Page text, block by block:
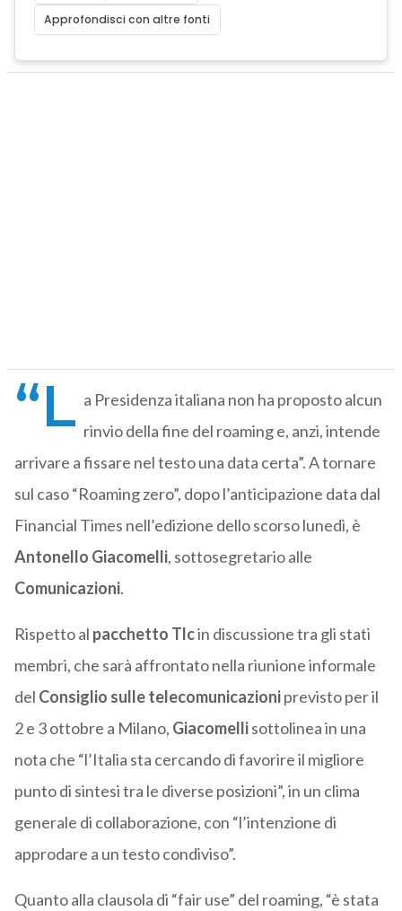
Approfondisci con altre fonti
“L a Presidenza italiana non ha proposto alcun
rinvio della fine del roaming e, anzi, intende
arrivare a fissare nel testo una data certa”. A tornare
sul caso “Roaming zero”, dopo l’anticipazione data dal
Financial Times nell’edizione dello scorso lunedì, è
Antonello Giacomelli, sottosegretario alle
Comunicazioni.
Rispetto al pacchetto Tlcin discussione tra gli stati
membri, che sarà affrontato nella riunione informale
del Consiglio sulle telecomunicazioniprevisto per il
2 e 3 ottobre a Milano, Giacomellisottolinea in una
nota che “l’Italia sta cercando di favorire il migliore
punto di sintesi tra le diverse posizioni”, in un clima
generale di collaborazione, con “l’intenzione di
approdare a un testo condiviso”.
Quanto alla clausola di “fair use” del roaming, “è stata